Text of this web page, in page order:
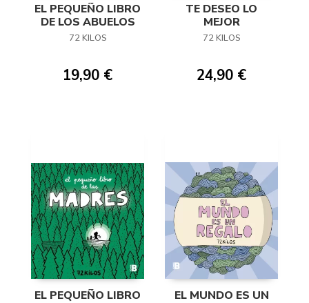
EL PEQUEÑO LIBRO
DE LOS ABUELOS
72 KILOS
19,90 €
TE DESEO LO
MEJOR
72 KILOS
24,90 €
EL PEQUEÑO LIBRO
EL MUNDO ES UN